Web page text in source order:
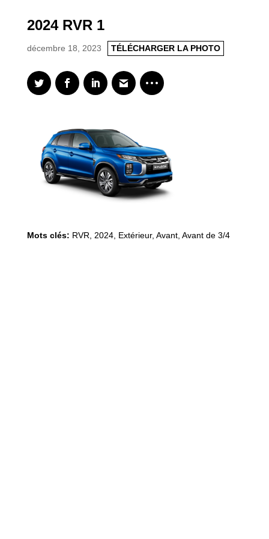
2024 RVR 1
décembre 18, 2023 TÉLÉCHARGER LA PHOTO
Mots clés: RVR, 2024, Extérieur, Avant, Avant de 3/4